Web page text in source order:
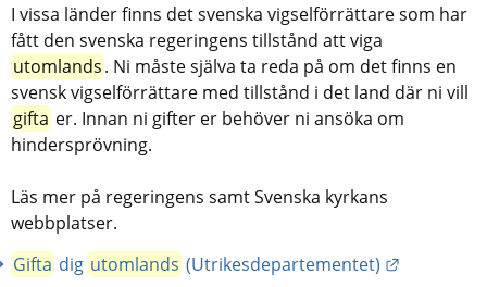
I vissa länder finns det svenska vigselförrättare som har
fått den svenska regeringens tillstånd att viga
utomlands. Ni måste själva ta reda på om det finns en
svensk vigselförrättare med tillstånd i det land där ni vill
gifta er. Innan ni gifter er behöver ni ansöka om
hindersprövning.
Läs mer på regeringens samt Svenska kyrkans
webbplatser.
Gifta dig utomlands (Utrikesdepartementet)